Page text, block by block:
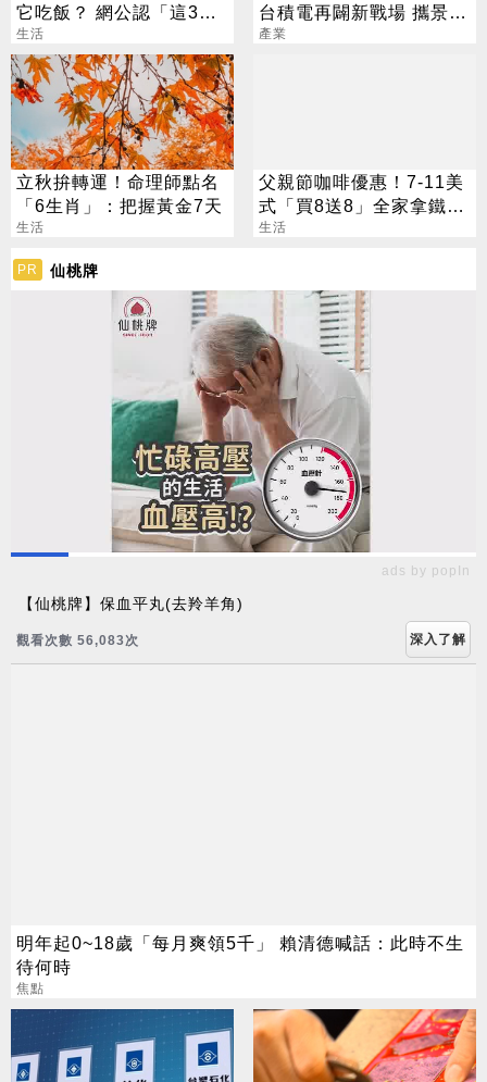
它吃飯？ 網公認「這3
招」最划算
生活
台積電再闢新戰場 攜景碩
布局類EMIB
產業
立秋拚轉運！命理師點名
「6生肖」：把握黃金7天
生活
父親節咖啡優惠！7-11美
式「買8送8」全家拿鐵2
杯85元
生活
PR 仙桃牌
ads by popIn
【仙桃牌】保血平丸(去羚羊角)
觀看次數 56,083次 深入了解
明年起0~18歲「每月爽領5千」 賴清德喊話：此時不生
待何時
焦點